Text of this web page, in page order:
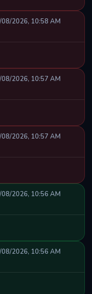
08/2026, 10:58 AM
08/2026, 10:57 AM
08/2026, 10:57 AM
08/2026, 10:56 AM
08/2026, 10:56 AM